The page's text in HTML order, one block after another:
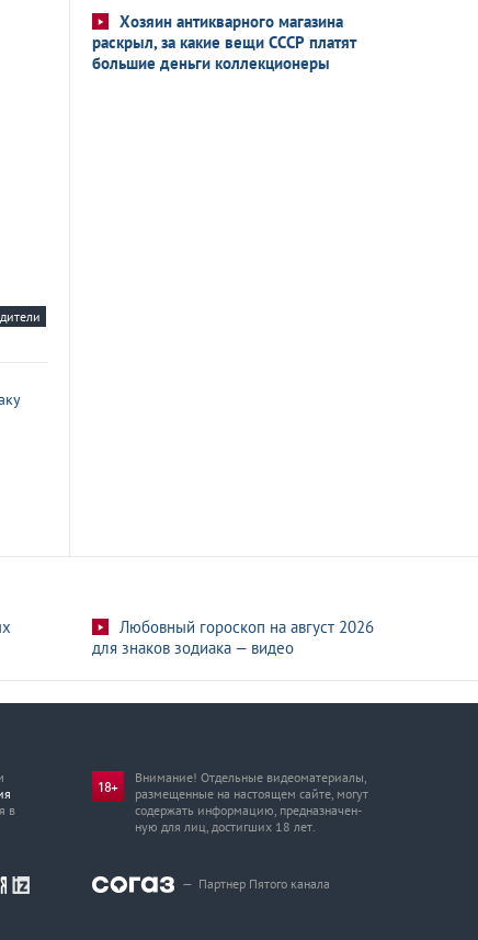
Хозяин антикварного магазина
раскрыл, за какие вещи СССР платят
большие деньги коллекционеры
Любовный гороскоп на август 2026
для знаков зодиака — видео
в
Внимание! Отдельные видеоматериалы,
размещенные на настоящем сайте, могут
содержать информацию, предназначен­
ную для лиц, достигших 18 лет.
— Партнер Пятого канала